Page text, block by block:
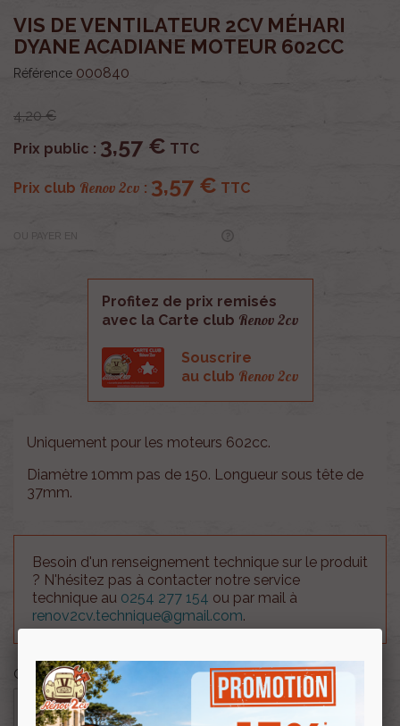
VIS DE VENTILATEUR 2CV MÉHARI
DYANE ACADIANE MOTEUR 602CC
Référence 000840
4,20 €
Prix public : 3,57 € TTC
Prix club Renov 2cv : 3,57 € TTC
OU PAYER EN
Profitez de prix remisés
avec la Carte club Renov 2cv
Souscrire
au club Renov 2cv
Uniquement pour les moteurs 602cc.
Diamètre 10mm pas de 150. Longueur sous tête de
37mm.
Besoin d'un renseignement technique sur le produit
? N'hésitez pas à contacter notre service
technique au 0254 277 154 ou par mail à
renov2cv.technique@gmail.com.
Quantité
 AJOUTER AU PANIER